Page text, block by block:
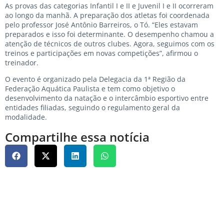
As provas das categorias Infantil I e II e Juvenil I e II ocorreram
ao longo da manhã. A preparação dos atletas foi coordenada
pelo professor José Antônio Barreiros, o Tó. “Eles estavam
preparados e isso foi determinante. O desempenho chamou a
atenção de técnicos de outros clubes. Agora, seguimos com os
treinos e participações em novas competições”, afirmou o
treinador.
O evento é organizado pela Delegacia da 1ª Região da
Federação Aquática Paulista e tem como objetivo o
desenvolvimento da natação e o intercâmbio esportivo entre
entidades filiadas, seguindo o regulamento geral da
modalidade.
Compartilhe essa notícia